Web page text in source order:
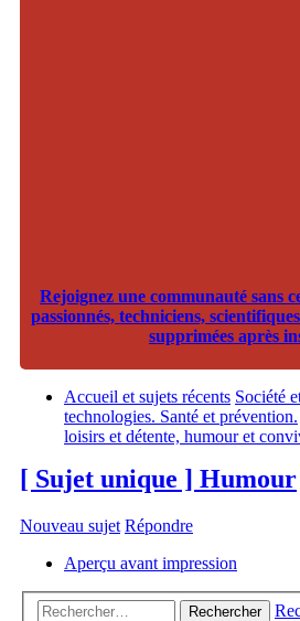
Rejoignez une communauté sans
passionnés, techniciens,
supprimées après
Accueil et sujets récents Société
technologies. Santé et prévention.
loisirs et détente, humour et
[ Sujet unique ] Humour
Nouveau sujet Répondre
Aperçu avant impression
Rechercher